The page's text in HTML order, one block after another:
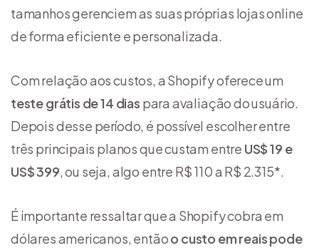
tamanhos gerenciem as suas próprias lojas online
de forma eficiente e personalizada.
Com relação aos custos, a Shopify oferece um
teste grátis de 14 dias para avaliação do usuário.
Depois desse período, é possível escolher entre
três principais planos que custam entre US$ 19 e
US$ 399, ou seja, algo entre R$ 110 a R$ 2.315*.
É importante ressaltar que a Shopify cobra em
dólares americanos, entãoo custo em reais pode